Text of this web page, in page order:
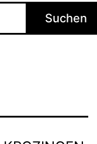
Suchen